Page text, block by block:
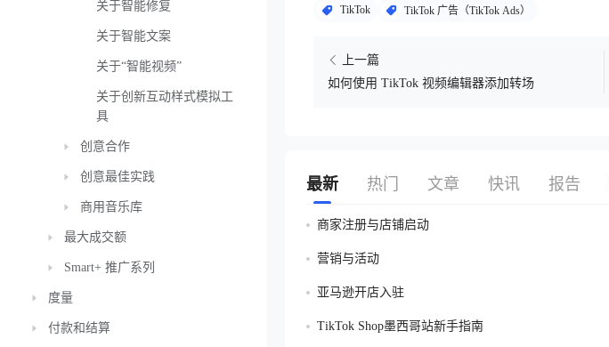
关于智能修复
关于智能文案
关于“智能视频”
关于创新互动样式模拟工
具
创意合作
创意最佳实践
商用音乐库
最大成交额
Smart+ 推广系列
度量
付款和结算
TikTok TikTok 广告（TikTok Ads）
上一篇
如何使用 TikTok 视频编辑器添加转场
最新 热门 文章 快讯 报告
商家注册与店铺启动
营销与活动
亚马逊开店入驻
TikTok Shop墨西哥站新手指南